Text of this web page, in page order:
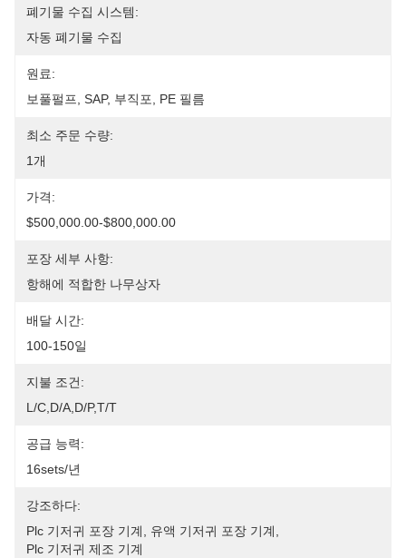
폐기물 수집 시스템:
자동 폐기물 수집
원료:
보풀펄프, SAP, 부직포, PE 필름
최소 주문 수량:
1개
가격:
$500,000.00-$800,000.00
포장 세부 사항:
항해에 적합한 나무상자
배달 시간:
100-150일
지불 조건:
L/C,D/A,D/P,T/T
공급 능력:
16sets/년
강조하다:
Plc 기저귀 포장 기계
유액 기저귀 포장 기계
Plc 기저귀 제조 기계